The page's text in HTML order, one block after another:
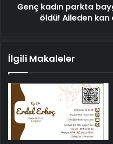
donduran
Genç kadın parkta
öldü! Aileden
İlgili Makaleler